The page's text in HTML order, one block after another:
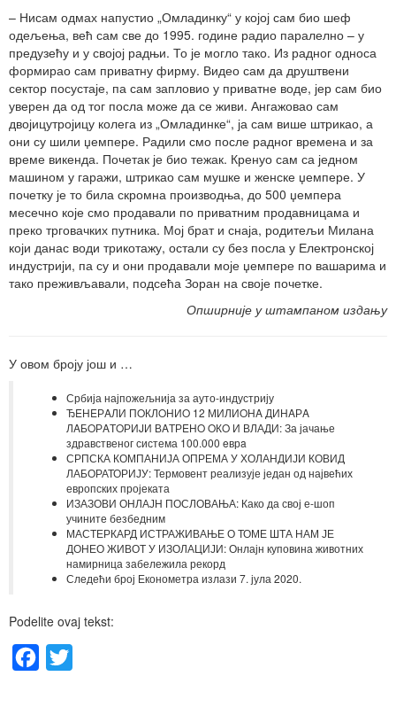
– Нисам одмах напустио „Омладинку“ у којој сам био шеф
одељења, већ сам све до 1995. године радио паралелно – у
предузећу и у својој радњи. То је могло тако. Из радног односа
формирао сам приватну фирму. Видео сам да друштвени
сектор посустаје, па сам запловио у приватне воде, јер сам био
уверен да од тог посла може да се живи. Ангажовао сам
двојицутројицу колега из „Омладинке“, ја сам више штрикао, а
они су шили џемпере. Радили смо после радног времена и за
време викенда. Почетак је био тежак. Кренуо сам са једном
машином у гаражи, штрикао сам мушке и женске џемпере. У
почетку је то била скромна производња, до 500 џемпера
месечно које смо продавали по приватним продавницама и
преко трговачких путника. Мој брат и снаја, родитељи Милана
који данас води трикотажу, остали су без посла у Електронској
индустрији, па су и они продавали моје џемпере по вашарима и
тако преживљавали, подсећа Зоран на своје почетке.
Опширније у штампаном издању
У овом броју још и …
Србија најпожељнија за ауто-индустрију
ЂEНEРAЛИ ПOКЛOНИO 12 МИЛИOНA ДИНAРA
ЛAБOРAТOРИJИ ВAТРEНO OКO И ВЛАДИ: За јачање
здравственог система 100.000 eврa
СРПСКА КОМПАНИЈА ОПРЕМА У ХОЛАНДИЈИ КОВИД
ЛАБОРАТОРИЈУ: Термовент реализује један од највећих
европских пројеката
ИЗАЗОВИ ОНЛАЈН ПОСЛОВАЊА: Како да свој е-шоп
учините безбедним
МАСТЕРКАРД ИСТРАЖИВАЊЕ О ТОМЕ ШТА НАМ ЈЕ
ДОНЕО ЖИВОТ У ИЗОЛАЦИЈИ: Онлајн куповина животних
намирница забележила рекорд
Следећи број Економетра излази 7. јула 2020.
Podelite ovaj tekst:
Facebook